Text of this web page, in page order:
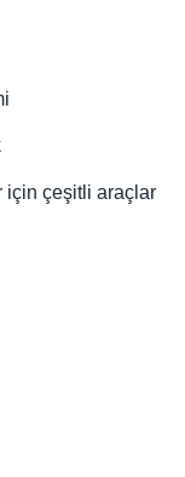
için çeşitli araçlar